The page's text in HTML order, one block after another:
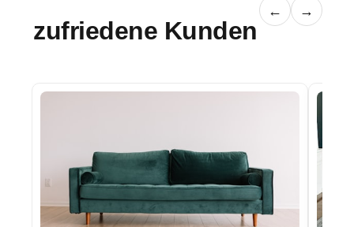
zufriedene Kunden
← →